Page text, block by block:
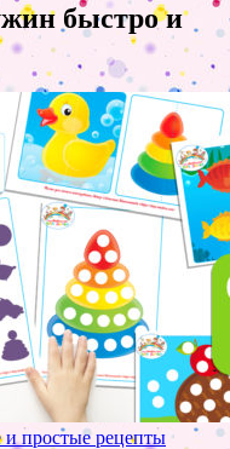
быстро и
простые рецепты